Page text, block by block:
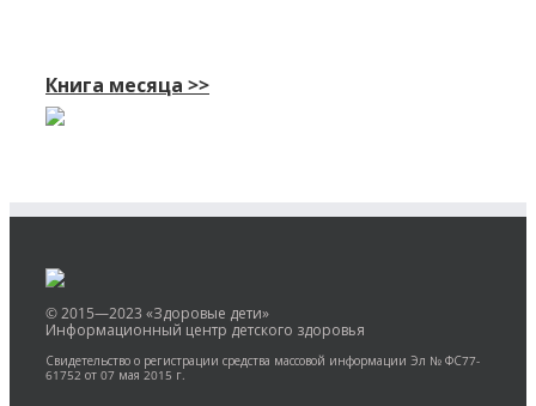
Книга месяца >>
© 2015—2023 «Здоровые дети»
Информационный центр детского здоровья
Свидетельство о регистрации средства массовой информации Эл № ФС77-
61752 от 07 мая 2015 г.